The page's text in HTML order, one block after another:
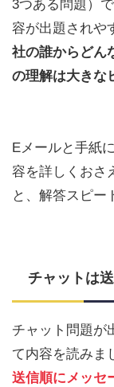
3つある問題）
容が出題されや
社の誰からどん
の理解は大きな
Eメールと手紙
容を詳しくおさ
と、解答スピー
チャットは
チャット問題が
て内容を読みま
送信順にメッセ